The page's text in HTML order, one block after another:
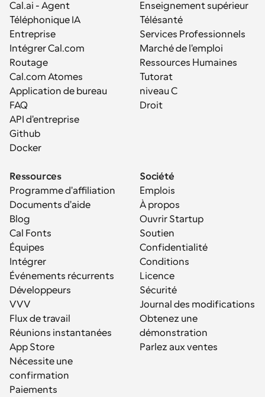
Cal.ai - Agent
Téléphonique IA
Entreprise
Intégrer Cal.com
Routage
Cal.com Atomes
Application de bureau
FAQ
API d'entreprise
Github
Docker
Enseignement supérieur
Télésanté
Services Professionnels
Marché de l'emploi
Ressources Humaines
Tutorat
niveau C
Droit
Ressources
Programme d'affiliation
Documents d'aide
Blog
Cal Fonts
Équipes
Intégrer
Événements récurrents
Développeurs
VVV
Flux de travail
Réunions instantanées
App Store
Nécessite une
confirmation
Paiements
Société
Emplois
À propos
Ouvrir Startup
Soutien
Confidentialité
Conditions
Licence
Sécurité
Journal des modifications
Obtenez une
démonstration
Parlez aux ventes